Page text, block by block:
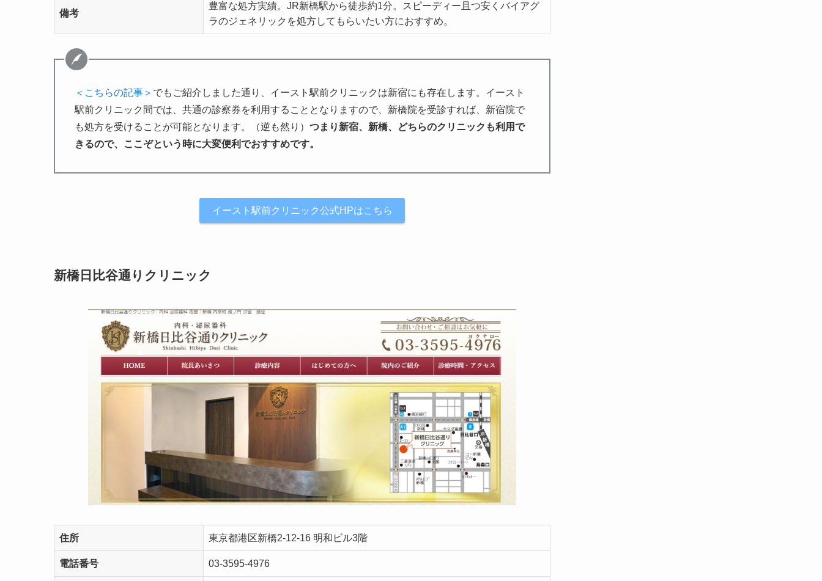
備考
豊富な処方実績。JR新橋駅から徒歩約1分。スピーディー且つ安くバイアグ
ラのジェネリックを処方してもらいたい方におすすめ。
＜こちらの記事＞ でもご紹介しました通り、イースト駅前クリニックは新宿にも存在します。イースト
駅前クリニック間では、共通の診察券を利用することとなりますので、新橋院を受診すれば、新宿院で
も処方を受けることが可能となります。（逆も然り） つまり新宿、新橋、どちらのクリニックも利用で
きるので、ここぞという時に大変便利でおすすめです。
イースト駅前クリニック公式HPはこちら
新橋日比谷通りクリニック
住所 東京都港区新橋2-12-16 明和ビル3階
電話番号 03-3595-4976